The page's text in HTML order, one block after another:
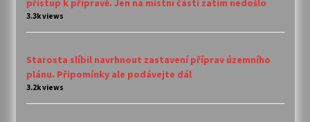
přístup k přípravě. Jen na místní části zatím nedošlo
3.3k views
Starosta slíbil navrhnout zastavení příprav územního
plánu. Připomínky ale podávejte dál
3.2k views